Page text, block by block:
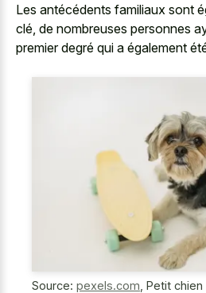
Les antécédents familiaux sont
clé, de nombreuses personnes
premier degré qui a également
Source: pexels.com Petit